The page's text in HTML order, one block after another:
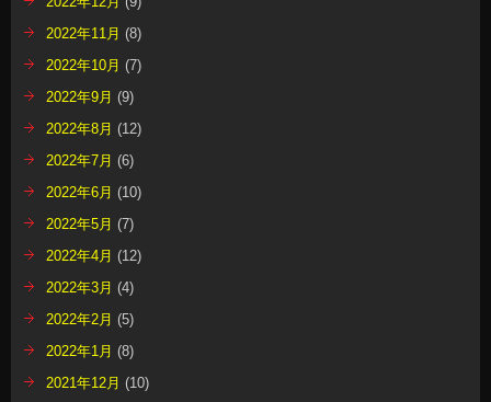
2022年11月 (8)
2022年10月 (7)
2022年9月 (9)
2022年8月 (12)
2022年7月 (6)
2022年6月 (10)
2022年5月 (7)
2022年4月 (12)
2022年3月 (4)
2022年2月 (5)
2022年1月 (8)
2021年12月 (10)